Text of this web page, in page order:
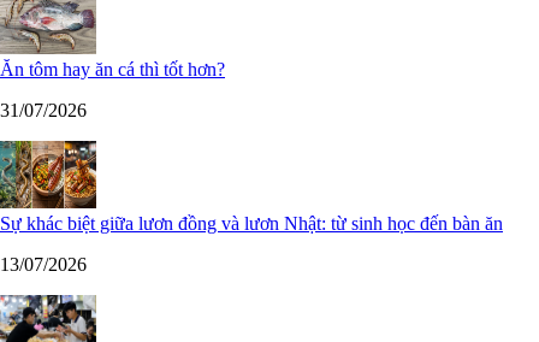
Ăn tôm hay ăn cá thì tốt hơn?
31/07/2026
Sự khác biệt giữa lươn đồng và lươn Nhật: từ sinh học đến bàn ăn
13/07/2026